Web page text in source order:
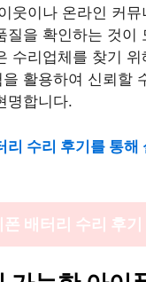
웃이나 온라인 커뮤
질을 확인하는 것이
수리업체를 찾기
활용하여 신뢰할
명합니다.
리 수리 후기를 통해
폰 배터리 수리 후기